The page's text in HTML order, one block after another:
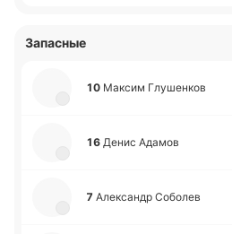
Запасные
10 Максим Глу­ше­нков
16 Денис Адамов
7 Але­ксандр Со­бо­лев